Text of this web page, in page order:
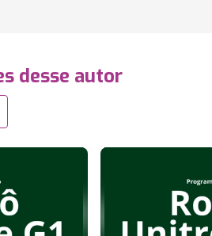
desse autor